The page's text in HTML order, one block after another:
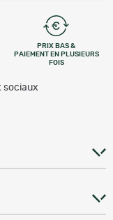
PRIX BAS &
PAIEMENT EN PLUSIEURS
FOIS
sociaux